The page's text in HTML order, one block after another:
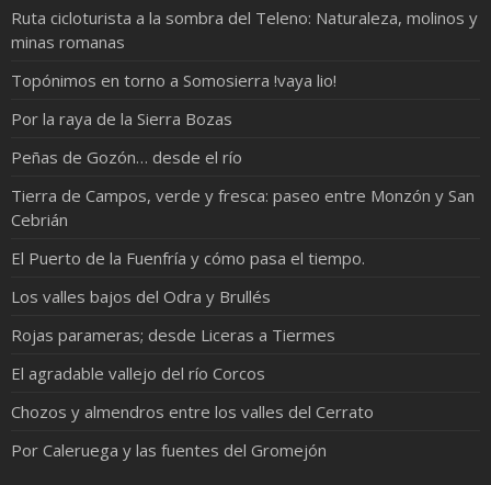
Ruta cicloturista a la sombra del Teleno: Naturaleza, molinos y
minas romanas
Topónimos en torno a Somosierra !vaya lio!
Por la raya de la Sierra Bozas
Peñas de Gozón… desde el río
Tierra de Campos, verde y fresca: paseo entre Monzón y San
Cebrián
El Puerto de la Fuenfría y cómo pasa el tiempo.
Los valles bajos del Odra y Brullés
Rojas parameras; desde Liceras a Tiermes
El agradable vallejo del río Corcos
Chozos y almendros entre los valles del Cerrato
Por Caleruega y las fuentes del Gromejón